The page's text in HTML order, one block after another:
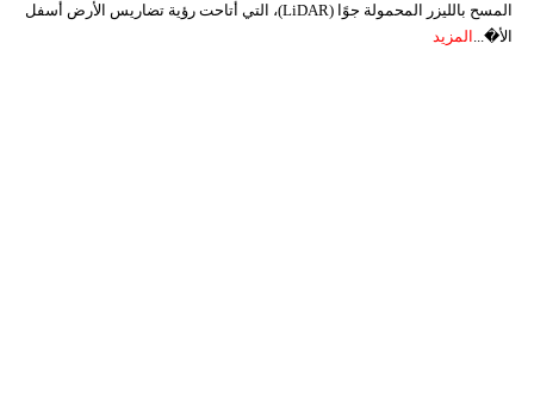
المسح بالليزر المحمولة جوًا (LiDAR)، التي أتاحت رؤية تضاريس الأرض أسفل
الأ�... المزيد